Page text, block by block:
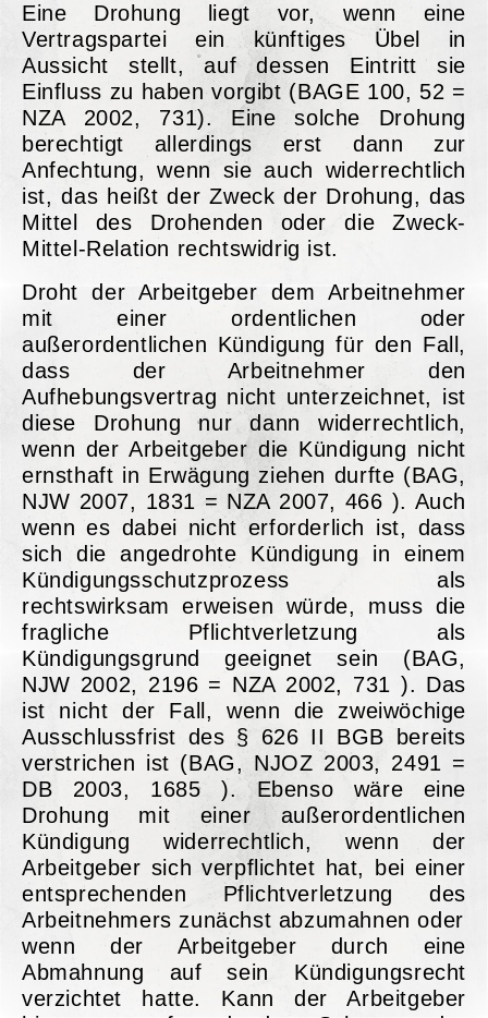
Eine Drohung liegt vor, wenn eine
Vertragspartei ein künftiges Übel in
Aussicht stellt, auf dessen Eintritt sie
Einfluss zu haben vorgibt (BAGE 100, 52 =
NZA 2002, 731). Eine solche Drohung
berechtigt allerdings erst dann zur
Anfechtung, wenn sie auch widerrechtlich
ist, das heißt der Zweck der Drohung, das
Mittel des Drohenden oder die Zweck-
Mittel-Relation rechtswidrig ist.
Droht der Arbeitgeber dem Arbeitnehmer
mit einer ordentlichen oder
außerordentlichen Kündigung für den Fall,
dass der Arbeitnehmer den
Aufhebungsvertrag nicht unterzeichnet, ist
diese Drohung nur dann widerrechtlich,
wenn der Arbeitgeber die Kündigung nicht
ernsthaft in Erwägung ziehen durfte (BAG,
NJW 2007, 1831 = NZA 2007, 466 ). Auch
wenn es dabei nicht erforderlich ist, dass
sich die angedrohte Kündigung in einem
Kündigungsschutzprozess als
rechtswirksam erweisen würde, muss die
fragliche Pflichtverletzung als
Kündigungsgrund geeignet sein (BAG,
NJW 2002, 2196 = NZA 2002, 731 ). Das
ist nicht der Fall, wenn die zweiwöchige
Ausschlussfrist des § 626 II BGB bereits
verstrichen ist (BAG, NJOZ 2003, 2491 =
DB 2003, 1685 ). Ebenso wäre eine
Drohung mit einer außerordentlichen
Kündigung widerrechtlich, wenn der
Arbeitgeber sich verpflichtet hat, bei einer
entsprechenden Pflichtverletzung des
Arbeitnehmers zunächst abzumahnen oder
wenn der Arbeitgeber durch eine
Abmahnung auf sein Kündigungsrecht
verzichtet hatte. Kann der Arbeitgeber